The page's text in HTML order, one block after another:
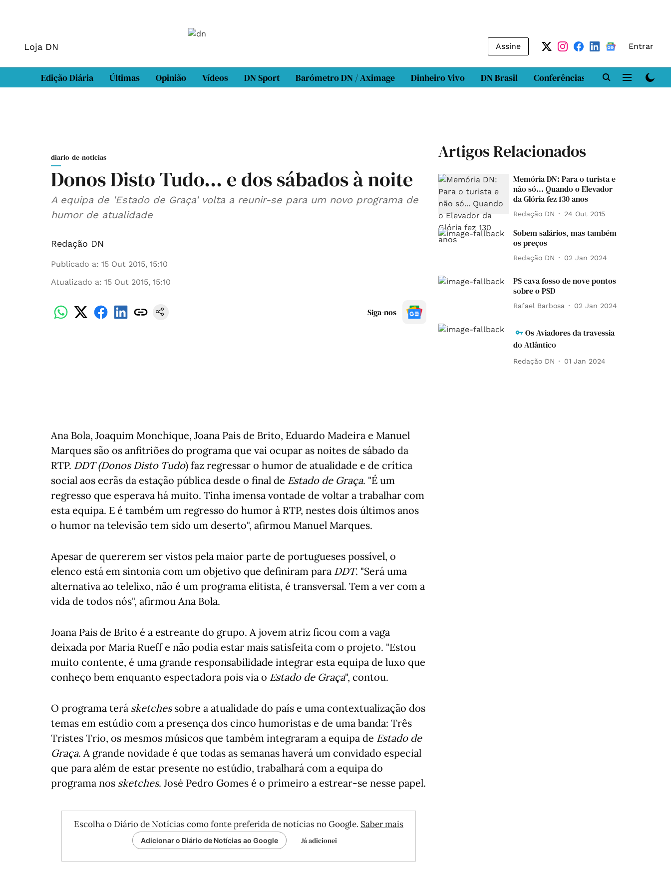
Loja DN Assine Entrar
Edição Diária Últimas Opinião Vídeos DN Sport Barómetro DN / Aximage Dinheiro Vivo DN Brasil Conferências DN LAB
diario-de-noticias
Donos Disto Tudo... e dos sábados à noite
A equipa de 'Estado de Graça' volta a reunir-se para um novo programa de
humor de atualidade
Redação DN
Publicado a: 15 Out 2015, 15:10
Atualizado a: 15 Out 2015, 15:10
Siga-nos
Ana Bola, Joaquim Monchique, Joana Pais de Brito, Eduardo Madeira e Manuel
Marques são os anfitriões do programa que vai ocupar as noites de sábado da
RTP. DDT (Donos Disto Tudo) faz regressar o humor de atualidade e de crítica
social aos ecrãs da estação pública desde o final de Estado de Graça. "É um
regresso que esperava há muito. Tinha imensa vontade de voltar a trabalhar com
esta equipa. E é também um regresso do humor à RTP, nestes dois últimos anos
o humor na televisão tem sido um deserto", afirmou Manuel Marques.
Apesar de quererem ser vistos pela maior parte de portugueses possível, o
elenco está em sintonia com um objetivo que definiram para DDT. "Será uma
alternativa ao telelixo, não é um programa elitista, é transversal. Tem a ver com a
vida de todos nós", afirmou Ana Bola.
Joana Pais de Brito é a estreante do grupo. A jovem atriz ficou com a vaga
deixada por Maria Rueff e não podia estar mais satisfeita com o projeto. "Estou
muito contente, é uma grande responsabilidade integrar esta equipa de luxo que
conheço bem enquanto espectadora pois via o Estado de Graça", contou.
O programa terá sketchessobre a atualidade do país e uma contextualização dos
temas em estúdio com a presença dos cinco humoristas e de uma banda: Três
Tristes Trio, os mesmos músicos que também integraram a equipa de Estado de
Graça. A grande novidade é que todas as semanas haverá um convidado especial
que para além de estar presente no estúdio, trabalhará com a equipa do
programa nos sketches. José Pedro Gomes é o primeiro a estrear-se nesse papel.
Escolha o Diário de Notícias como fonte preferida de notícias no Google. Saber mais
Adicionar o Diário de Notícias ao Google Já adicionei
Artigos Relacionados
Memória DN: Para o turista e
não só... Quando o Elevador
da Glória fez 130 anos
Redação DN 24 Out 2015
Sobem salários, mas também
os preços
Redação DN 02 Jan 2024
PS cava fosso de nove pontos
sobre o PSD
Rafael Barbosa 02 Jan 2024
Os Aviadores da travessia
do Atlântico
Redação DN 01 Jan 2024